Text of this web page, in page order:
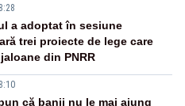
a adoptat în sesiune
trei proiecte de lege care
din PNRR
că banii nu le mai ajung